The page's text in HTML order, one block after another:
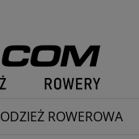
ODZIEŻ ROWEROWA